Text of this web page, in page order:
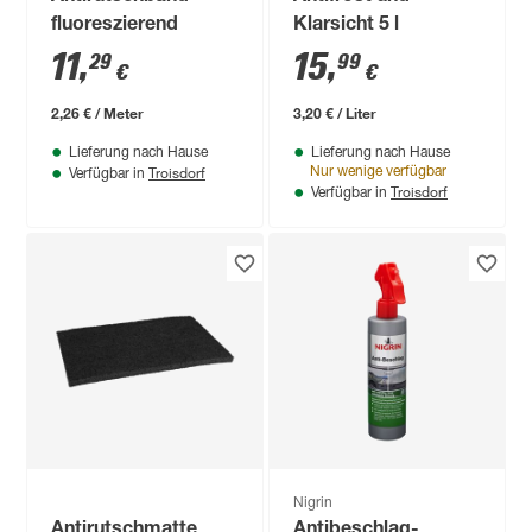
fluoreszierend
11,29 €
2,26 € / Meter
Lieferung nach Hause
Verfügbar in Troisdorf
Klarsicht 5 l
15,99 €
3,20 € / Liter
Lieferung nach Hause
Nur wenige verfügbar
Verfügbar in Troisdorf
Nigrin